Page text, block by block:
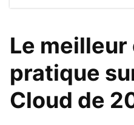
Le meilleur
pratique
Cloud de